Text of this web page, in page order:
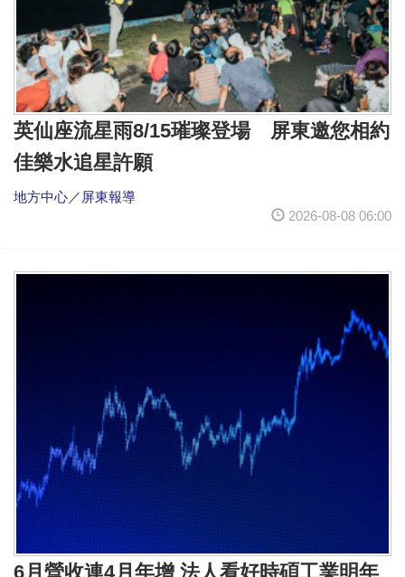
英仙座流星雨8/15璀璨登場 屏東邀您相約
佳樂水追星許願
地方中心／屏東報導
2026-08-08 06:00
6月營收連4月年增 法人看好時碩工業明年